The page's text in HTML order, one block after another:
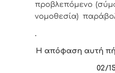
προβλεπόμενο
νομοθεσία)
.
Η απόφαση αυτή
02/